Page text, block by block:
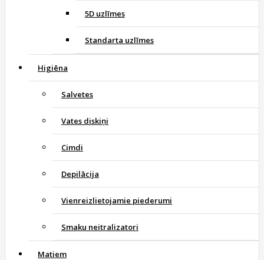
5D uzlīmes
Standarta uzlīmes
Higiēna
Salvetes
Vates diskiņi
Cimdi
Depilācija
Vienreizlietojamie piederumi
Smaku neitralizatori
Matiem